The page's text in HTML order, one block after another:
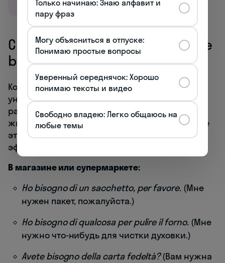
Ситуации использования avere
bisogno di в повседневности
Конструкция «avere bisogno di» чрезвычайно
универсальна и применима в самых
разнообразных ситуациях повседневной
жизни. Рассмотрим конкретные сценарии, где
эта фраза становится незаменимой для
эффективного общения.
В магазине или супермаркете:
Ho bisogno di un sacchetto, per favore. (Мне
нужен пакет, пожалуйста.)
Ho bisogno di qualcosa per pulire il forno.(Мне
нужно что-нибудь для чистки духовки.)
Avete bisogno della carta fedeltà?(Вам нужна
Только начинаю: Знаю алфавит и
пару фраз
Могу объясниться в отпуске:
Понимаю простые вопросы
Уверенный середнячок: Хорошо
понимаю тексты и видео
Свободно владею: Легко общаюсь на
любые темы